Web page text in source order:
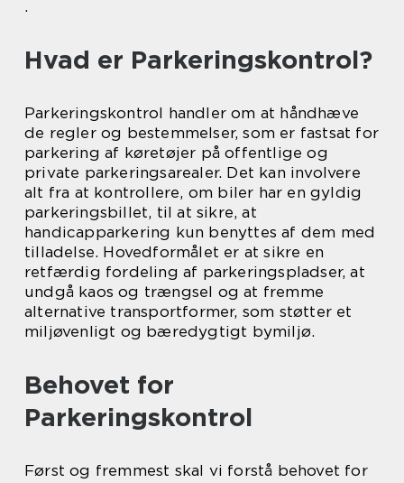
.
Hvad er Parkeringskontrol?
Parkeringskontrol handler om at håndhæve
de regler og bestemmelser, som er fastsat for
parkering af køretøjer på offentlige og
private parkeringsarealer. Det kan involvere
alt fra at kontrollere, om biler har en gyldig
parkeringsbillet, til at sikre, at
handicapparkering kun benyttes af dem med
tilladelse. Hovedformålet er at sikre en
retfærdig fordeling af parkeringspladser, at
undgå kaos og trængsel og at fremme
alternative transportformer, som støtter et
miljøvenligt og bæredygtigt bymiljø.
Behovet for
Parkeringskontrol
Først og fremmest skal vi forstå behovet for